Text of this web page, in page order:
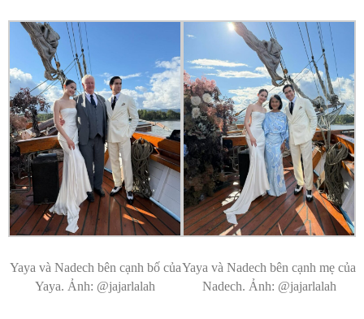
Yaya và Nadech bên cạnh bố của
Yaya. Ảnh: @jajarlalah
Yaya và Nadech bên cạnh mẹ của
Nadech. Ảnh: @jajarlalah